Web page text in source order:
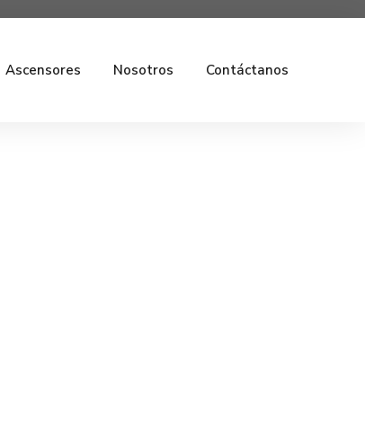
Ascensores Nosotros Contáctanos